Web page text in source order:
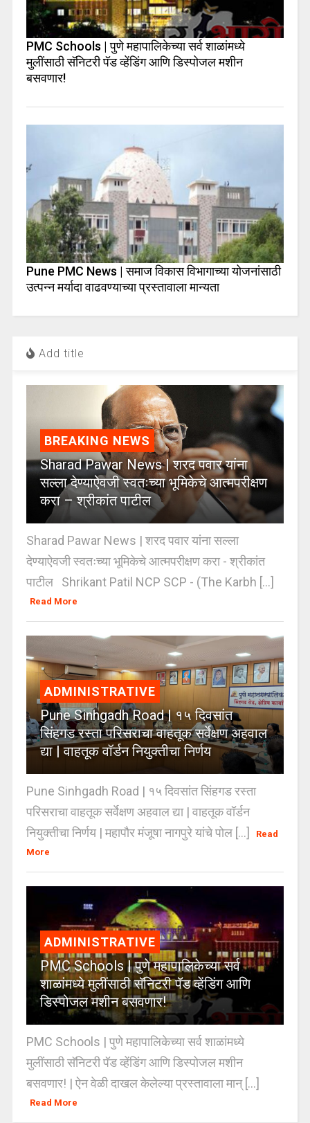
PMC Schools | पुणे महापालिकेच्या सर्व शाळांमध्ये
मुलींसाठी सॅनिटरी पॅड व्हेंडिंग आणि डिस्पोजल मशीन
बसवणार!
Pune PMC News | समाज विकास विभागाच्या योजनांसाठी
उत्पन्न मर्यादा वाढवण्याच्या प्रस्तावाला मान्यता
Add title
BREAKING NEWS
Sharad Pawar News | शरद पवार यांना
सल्ला देण्याऐवजी स्वतःच्या भूमिकेचे आत्मपरीक्षण
करा – श्रीकांत पाटील
Sharad Pawar News | शरद पवार यांना सल्ला
देण्याऐवजी स्वतःच्या भूमिकेचे आत्मपरीक्षण करा - श्रीकांत
पाटील Shrikant Patil NCP SCP - (The Karbh [...]
Read More
ADMINISTRATIVE
Pune Sinhgadh Road | १५ दिवसांत
सिंहगड रस्ता परिसराचा वाहतूक सर्वेक्षण अहवाल
द्या | वाहतूक वॉर्डन नियुक्तीचा निर्णय
Pune Sinhgadh Road | १५ दिवसांत सिंहगड रस्ता
परिसराचा वाहतूक सर्वेक्षण अहवाल द्या | वाहतूक वॉर्डन
नियुक्तीचा निर्णय | महापौर मंजूषा नागपुरे यांचे पोल [...]
Read
More
ADMINISTRATIVE
PMC Schools | पुणे महापालिकेच्या सर्व
शाळांमध्ये मुलींसाठी सॅनिटरी पॅड व्हेंडिंग आणि
डिस्पोजल मशीन बसवणार!
PMC Schools | पुणे महापालिकेच्या सर्व शाळांमध्ये
मुलींसाठी सॅनिटरी पॅड व्हेंडिंग आणि डिस्पोजल मशीन
बसवणार! | ऐन वेळी दाखल केलेल्या प्रस्तावाला मान् [...]
Read More